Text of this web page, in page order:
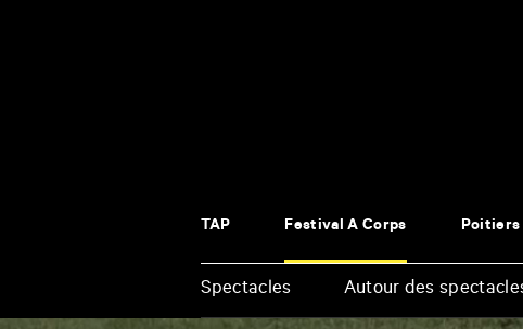
TAP Festival À Corps
Poitiers
Spectacles Autour des